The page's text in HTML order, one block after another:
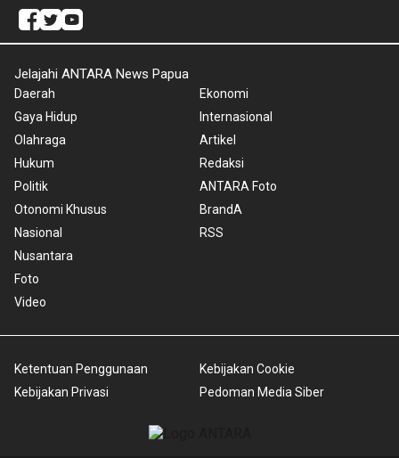
Jelajahi ANTARA News Papua
Daerah
Gaya Hidup
Olahraga
Hukum
Politik
Otonomi Khusus
Nasional
Nusantara
Foto
Video
Ekonomi
Internasional
Artikel
Redaksi
ANTARA Foto
BrandA
RSS
Ketentuan Penggunaan
Kebijakan Privasi
Kebijakan Cookie
Pedoman Media Siber